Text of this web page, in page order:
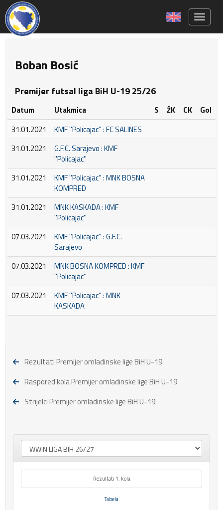
Boban Bosić
Premijer futsal liga BiH U-19 25/26
Datum Utakmica S ŽK CK
Gol
31.01.2021
KMF ''Policajac'' : FC SALINES
31.01.2021
G.F.C. Sarajevo : KMF
''Policajac''
31.01.2021
KMF ''Policajac'' : MNK BOSNA
KOMPRED
31.01.2021
MNK KASKADA : KMF
''Policajac''
07.03.2021
KMF ''Policajac'' : G.F.C.
Sarajevo
07.03.2021
MNK BOSNA KOMPRED : KMF
''Policajac''
07.03.2021
KMF ''Policajac'' : MNK
KASKADA
Rezultati Premijer omladinske lige BiH U-19
Raspored kola Premijer omladinske lige BiH U-19
Strijelci Premijer omladinske lige BiH U-19
Rezultati 1. kola
Tabela